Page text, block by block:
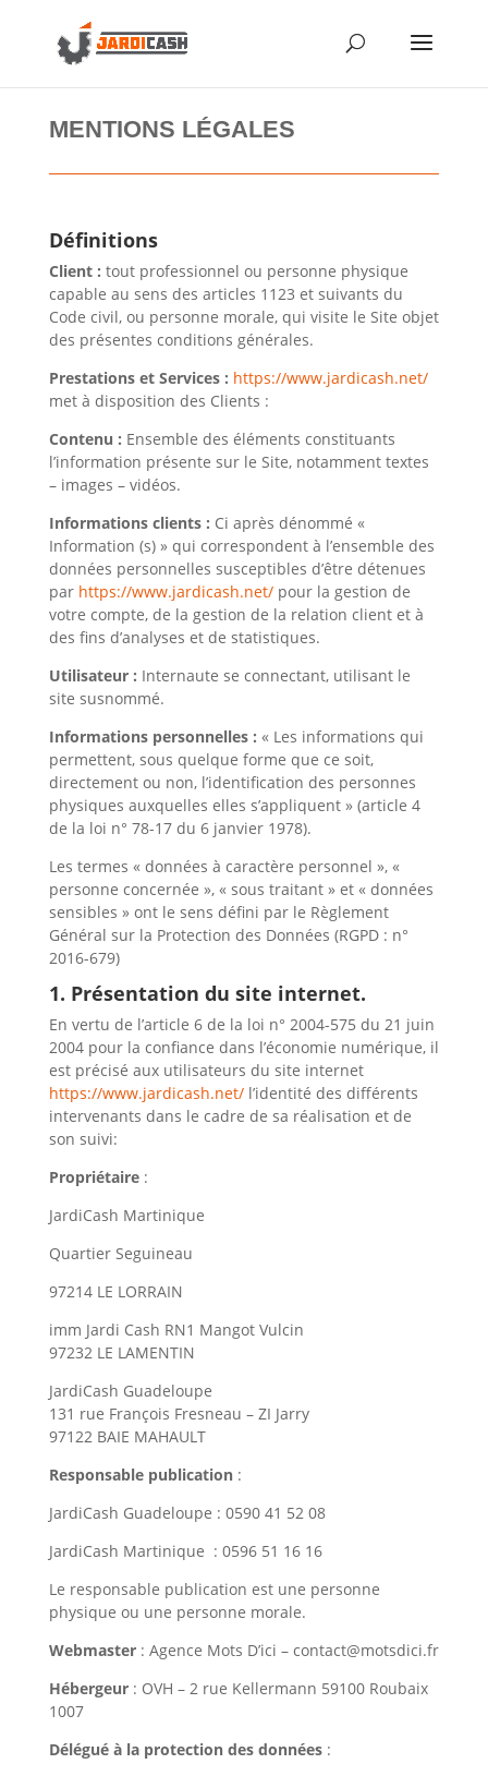
MENTIONS LÉGALES
Définitions
Client : tout professionnel ou personne physique
capable au sens des articles 1123 et suivants du
Code civil, ou personne morale, qui visite le Site objet
des présentes conditions générales.
Prestations et Services : https://www.jardicash.net/
met à disposition des Clients :
Contenu : Ensemble des éléments constituants
l’information présente sur le Site, notamment textes
– images – vidéos.
Informations clients : Ci après dénommé «
Information (s) » qui correspondent à l’ensemble des
données personnelles susceptibles d’être détenues
par https://www.jardicash.net/pour la gestion de
votre compte, de la gestion de la relation client et à
des fins d’analyses et de statistiques.
Utilisateur : Internaute se connectant, utilisant le
site susnommé.
Informations personnelles : « Les informations qui
permettent, sous quelque forme que ce soit,
directement ou non, l’identification des personnes
physiques auxquelles elles s’appliquent » (article 4
de la loi n° 78-17 du 6 janvier 1978).
Les termes « données à caractère personnel », «
personne concernée », « sous traitant » et « données
sensibles » ont le sens défini par le Règlement
Général sur la Protection des Données (RGPD : n°
2016-679)
1. Présentation du site internet.
En vertu de l’article 6 de la loi n° 2004-575 du 21 juin
2004 pour la confiance dans l’économie numérique, il
est précisé aux utilisateurs du site internet
https://www.jardicash.net/l’identité des différents
intervenants dans le cadre de sa réalisation et de
son suivi:
Propriétaire:
JardiCash Martinique
Quartier Seguineau
97214 LE LORRAIN
imm Jardi Cash RN1 Mangot Vulcin
97232LE LAMENTIN
JardiCash Guadeloupe
131 rue François Fresneau – ZI Jarry
97122 BAIE MAHAULT
Responsable publication:
JardiCash Guadeloupe : 0590 41 52 08
JardiCash Martinique : 0596 51 16 16
Le responsable publication est une personne
physique ou une personne morale.
Webmaster: Agence Mots D’ici – contact@motsdici.fr
Hébergeur: OVH – 2 rue Kellermann 59100 Roubaix
1007
Délégué à la protection des données: